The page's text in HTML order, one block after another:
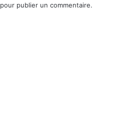
pour publier un commentaire.